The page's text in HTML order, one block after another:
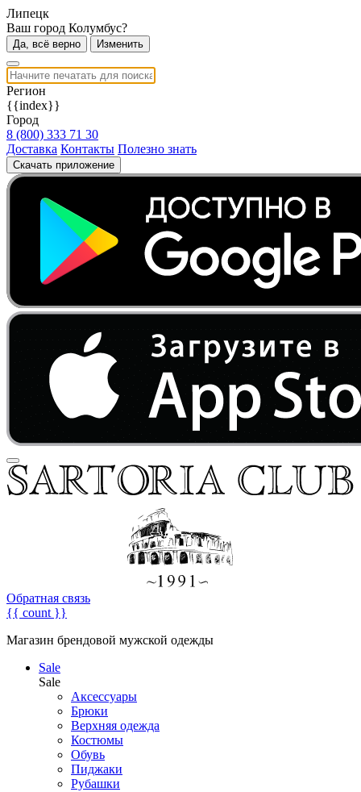
Липецк
Ваш город Колумбус?
Да, всё верно Изменить
Регион
{{index}}
Город
8 (800) 333 71 30
Доставка Контакты Полезно знать
Скачать приложение
Обратная связь
{{ count }}
Магазин брендовой мужской одежды
Sale
Sale
Аксессуары
Брюки
Верхняя одежда
Костюмы
Обувь
Пиджаки
Рубашки